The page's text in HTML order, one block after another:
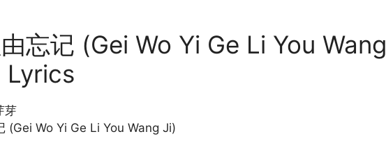
忘记 (Gei Wo Yi Ge Li You Wang
Lyrics
芽
(Gei Wo Yi Ge Li You Wang Ji)